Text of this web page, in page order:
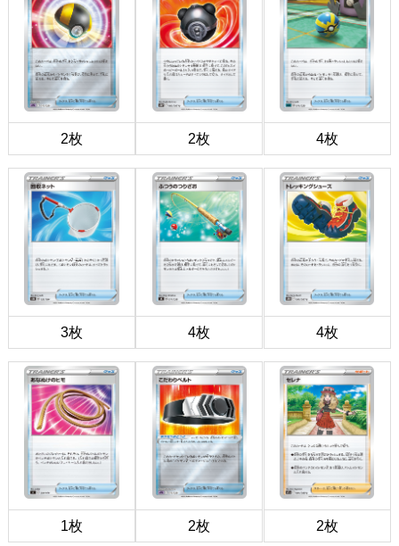
2枚 2枚 4枚
3枚 4枚 4枚
1枚 2枚 2枚